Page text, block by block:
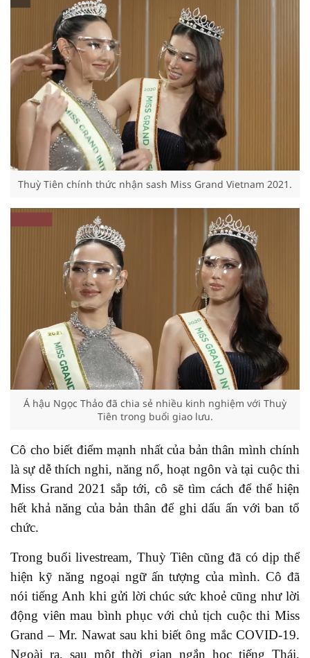
Thuỳ Tiên chính thức nhận sash Miss Grand Vietnam 2021.
Á hậu Ngọc Thảo đã chia sẻ nhiều kinh nghiệm với Thuỳ
Tiên trong buổi giao lưu.
Cô cho biết điểm mạnh nhất của bản thân mình chính
là sự dễ thích nghi, năng nổ, hoạt ngôn và tại cuộc thi
Miss Grand 2021 sắp tới, cô sẽ tìm cách để thể hiện
hết khả năng của bản thân để ghi dấu ấn với ban tổ
chức.
Trong buổi livestream, Thuỳ Tiên cũng đã có dịp thể
hiện kỹ năng ngoại ngữ ấn tượng của mình. Cô đã
nói tiếng Anh khi gửi lời chúc sức khoẻ cũng như lời
động viên mau bình phục với chủ tịch cuộc thi Miss
Grand – Mr. Nawat sau khi biết ông mắc COVID-19.
Ngoài ra, sau một thời gian ngắn học tiếng Thái,